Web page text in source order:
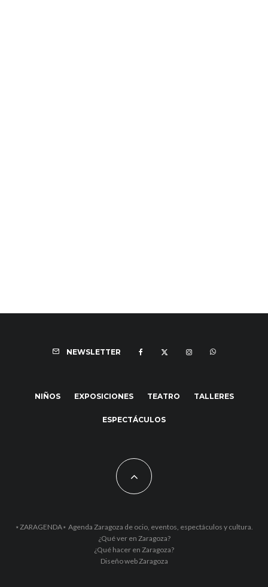
NEWSLETTER
NIÑOS EXPOSICIONES TEATRO TALLERES
ESPECTÁCULOS
⋆ZARAGENDA⋆ Agenda Zaragoza de ocio, eventos, espectáculos y cultura.
¿Qué ver en Zaragoza?
¿Qué hacer en Zaragoza?
Diseño web Zaragoza